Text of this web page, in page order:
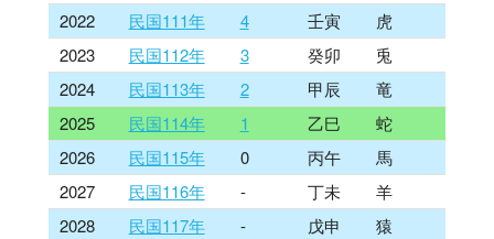
2022
民国111年 4 壬寅
虎
2023
民国112年 3 癸卯
兎
2024
民国113年 2 甲辰
竜
2025
民国114年 1 乙巳
蛇
2026
民国115年 0 丙午
馬
2027
民国116年 - 丁未
羊
2028
民国117年 - 戊申
猿